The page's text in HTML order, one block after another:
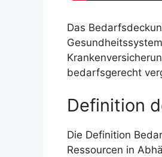
Das
bedarfsgerecht
Definition
Die Definition
Ressourcen in